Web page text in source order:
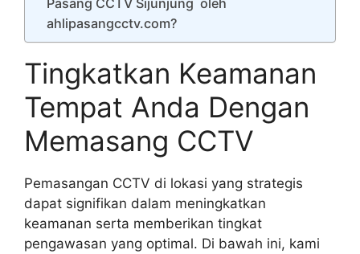
ahlipasangcctv.com?
Tingkatkan Keamanan
Tempat Anda Dengan
Memasang CCTV
Pemasangan CCTV di lokasi yang strategis
dapat signifikan dalam meningkatkan
keamanan serta memberikan tingkat
pengawasan yang optimal. Di bawah ini, kami